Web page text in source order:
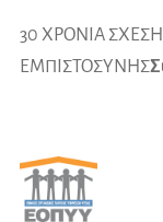
30 ΧΡΟΝΙΑ ΣΧΕΣΗ
ΕΜΠΙΣΤΟΣΥΝΗΣ